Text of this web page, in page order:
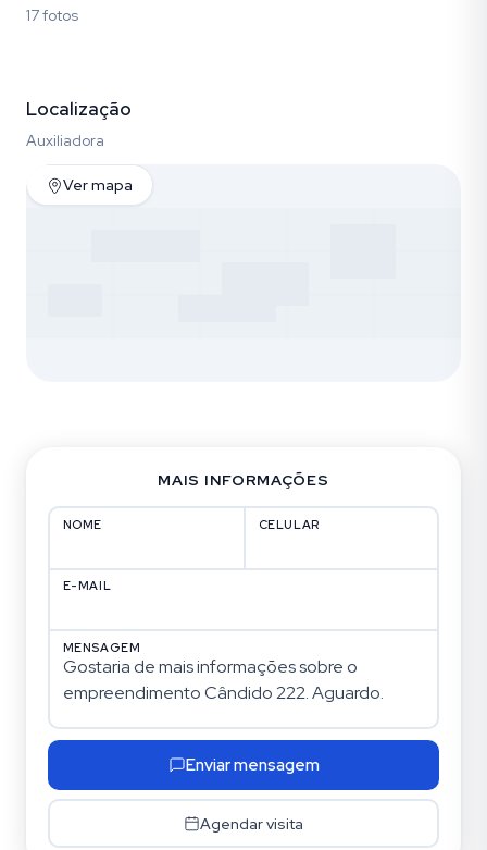
17 fotos
Localização
Auxiliadora
Ver mapa
MAIS INFORMAÇÕES
NOME CELULAR
E-MAIL
MENSAGEM
Enviar mensagem
Agendar visita